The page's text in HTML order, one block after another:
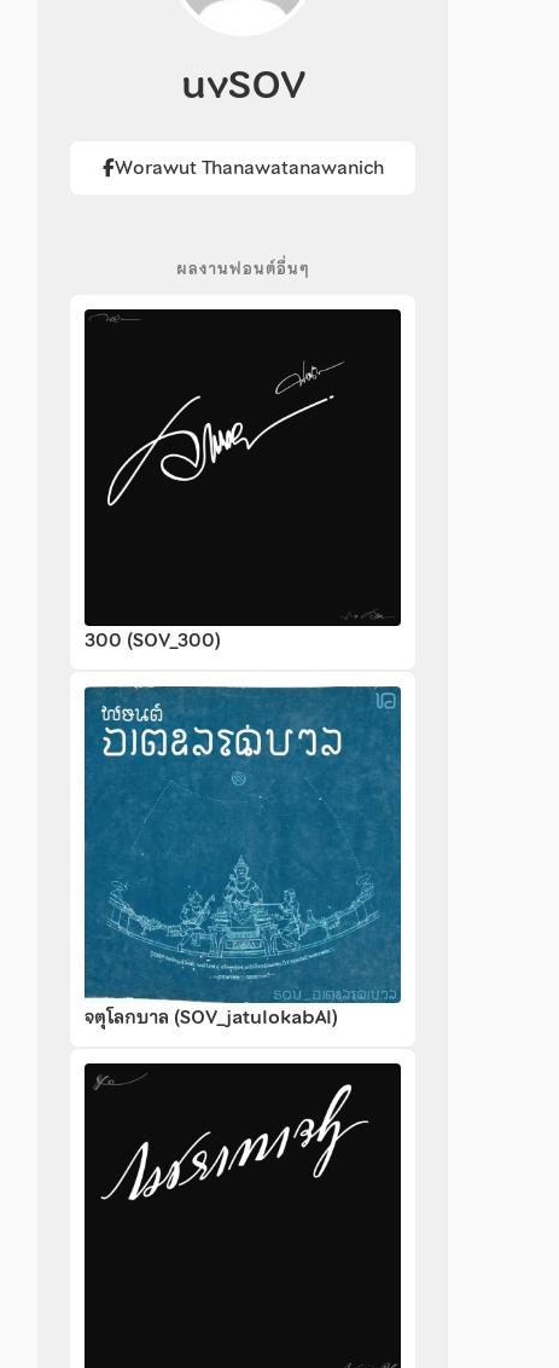
uvSOV
Worawut Thanawatanawanich
ผลงานฟอนต์อื่นๆ
300 (SOV_300)
จตุโลกบาล (SOV_jatulokabAl)